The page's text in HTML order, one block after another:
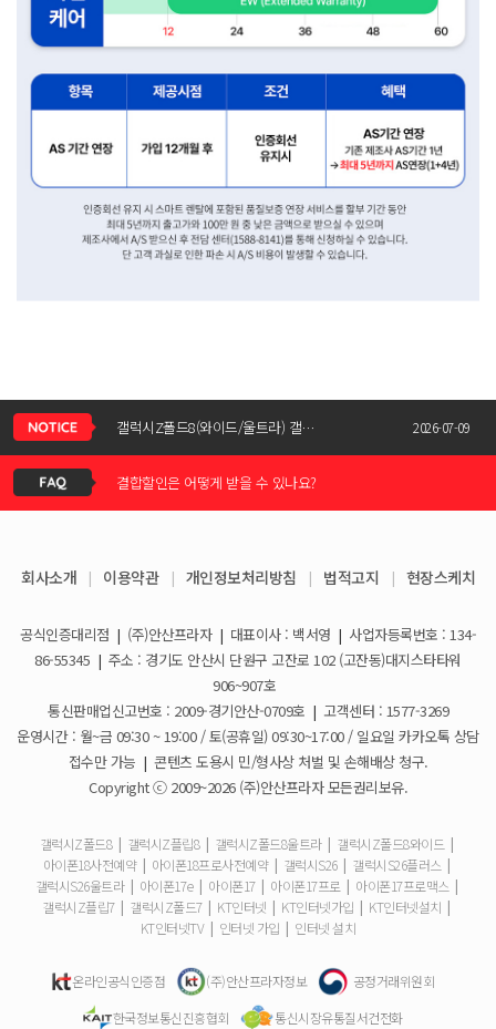
갤럭시Z폴드8(와이드/울트라) 갤럭시Z플립8 사전예약 공지사항 2026-07-09
KT스토어 공식 신청서 작성 관련 자주 묻는 질문
아이폰17e 사전예약 공지사항
갤럭시S26 사전예약 공지사항
신청서 조회는 어떻게 하나요?
결합할인은 어떻게 받을 수 있나요?
휴대폰 일시불로 구매도 가능한가요?
요금제 변경은 언제할 수 있나요?
더블할인카드는 어떻게 등록 하나요?
휴대폰 구매 후 불량이면 어떻게 하나요?
ESIM 발급 방법은 어떻게 되나요?
유심은 새로 구매해야 하나요?
사은품은 핸드폰과 같이 보내주시나요?
회사소개 | 이용약관 | 개인정보처리방침 | 법적고지 | 현장스케치
공식인증대리점 | (주)안산프라자 | 대표이사 : 백서영 | 사업자등록번호 : 134-
86-55345 | 주소 : 경기도 안산시 단원구 고잔로 102 (고잔동)대지스타타워
906~907호
통신판매업신고번호 : 2009-경기안산-0709호 | 고객센터 : 1577-3269
운영시간 : 월~금 09:30 ~ 19:00 / 토(공휴일) 09:30~17:00 / 일요일 카카오톡 상담
접수만 가능 | 콘텐츠 도용시 민/형사상 처벌 및 손해배상 청구.
Copyright ⓒ 2009~2026 (주)안산프라자 모든권리보유.
갤럭시Z폴드8 | 갤럭시Z플립8 | 갤럭시Z폴드8울트라 | 갤럭시Z폴드8와이드 |
아이폰18사전예약 | 아이폰18프로사전예약 | 갤럭시S26 | 갤럭시S26플러스 |
갤럭시S26울트라 | 아이폰17e | 아이폰17 | 아이폰17프로 | 아이폰17프로맥스 |
갤럭시Z플립7 | 갤럭시Z폴드7 | KT인터넷 | KT인터넷가입 | KT인터넷설치 |
KT인터넷TV | 인터넷 가입 | 인터넷 설치
온라인공식인증점 (주)안산프라자정보
공정거래위원회
한국정보통신진흥협회
통신시장유통질서건전화